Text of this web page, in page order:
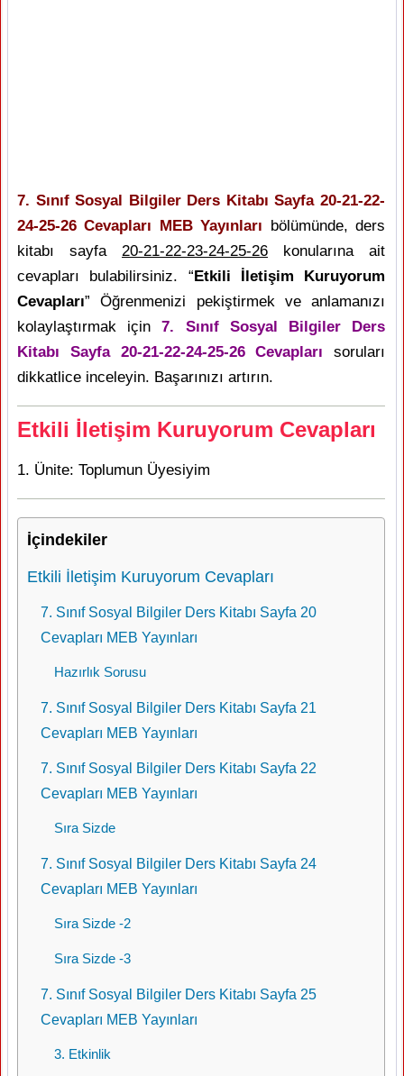
7. Sınıf Sosyal Bilgiler Ders Kitabı Sayfa 20-21-22-
24-25-26 Cevapları MEB Yayınları bölümünde, ders
kitabı sayfa 20-21-22-23-24-25-26 konularına ait
cevapları bulabilirsiniz. “Etkili İletişim Kuruyorum
Cevapları” Öğrenmenizi pekiştirmek ve anlamanızı
kolaylaştırmak için7. Sınıf Sosyal Bilgiler Ders
Kitabı Sayfa 20-21-22-24-25-26 Cevapları soruları
dikkatlice inceleyin. Başarınızı artırın.
Etkili İletişim Kuruyorum Cevapları
1. Ünite: Toplumun Üyesiyim
İçindekiler
Etkili İletişim Kuruyorum Cevapları
7. Sınıf Sosyal Bilgiler Ders Kitabı Sayfa 20
Cevapları MEB Yayınları
Hazırlık Sorusu
7. Sınıf Sosyal Bilgiler Ders Kitabı Sayfa 21
Cevapları MEB Yayınları
7. Sınıf Sosyal Bilgiler Ders Kitabı Sayfa 22
Cevapları MEB Yayınları
Sıra Sizde
7. Sınıf Sosyal Bilgiler Ders Kitabı Sayfa 24
Cevapları MEB Yayınları
Sıra Sizde -2
Sıra Sizde -3
7. Sınıf Sosyal Bilgiler Ders Kitabı Sayfa 25
Cevapları MEB Yayınları
3. Etkinlik